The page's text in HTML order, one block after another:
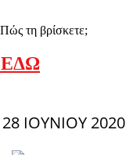
τη βρίσκετε;
28 ΙΟΥΝΊΟΥ 2020